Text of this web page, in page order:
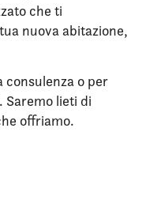
che ti
nuova abitazione,
o per
Saremo lieti di
offriamo.